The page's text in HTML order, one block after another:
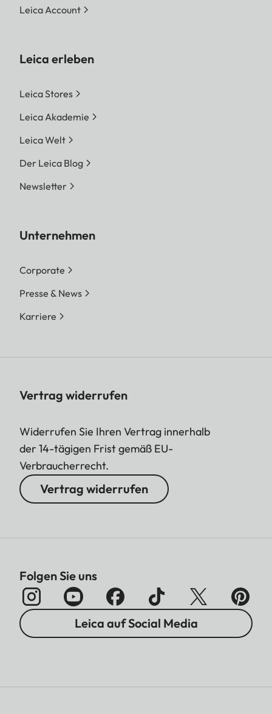
Leica Account
Leica erleben
Leica Stores
Leica Akademie
Leica Welt
Der Leica Blog
Newsletter
Unternehmen
Corporate
Presse & News
Karriere
Vertrag widerrufen
Widerrufen Sie Ihren Vertrag innerhalb
der 14-tägigen Frist gemäß EU-
Verbraucherrecht.
Vertrag widerrufen
Folgen Sie uns
Leica auf Social Media